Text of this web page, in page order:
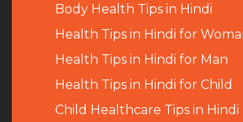
Body Health Tips in Hindi
Health Tips in Hindi for
Health Tips in Hindi for Man
Health Tips in Hindi for Child
Child Healthcare Tips in Hindi